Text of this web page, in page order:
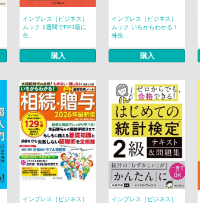
インプレス［ビジネス］
ムック 1週間でFP3級に
合...
購入
インプレス［ビジネス］
ムック いちからわかる！
株投...
購入
インプレス［ビジネス］
インプレス［ビジネス］